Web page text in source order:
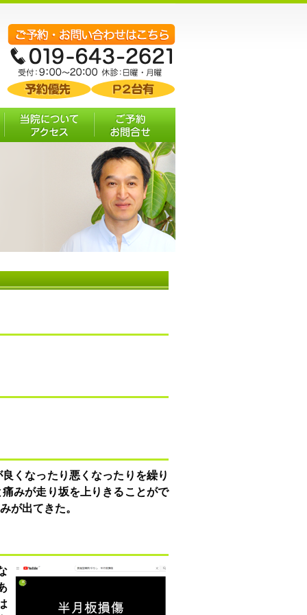
当院について・ア
クセス
ご予約 お問合せ
くなったり悪くなったりを繰り
みが走り坂を上りきることがで
が出てきた。